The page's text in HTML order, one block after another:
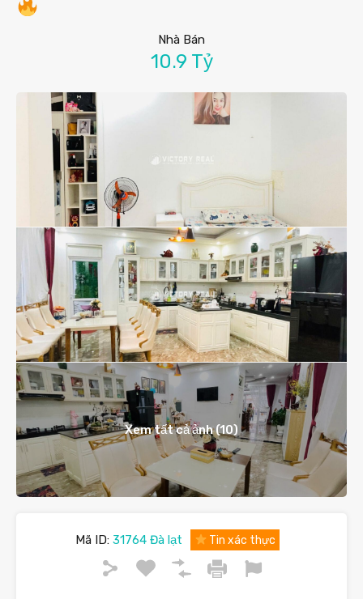
Nhà Bán
10.9 Tỷ
Xem tất cả ảnh (10)
Mã ID:31764 Đà lạt Tin xác thực